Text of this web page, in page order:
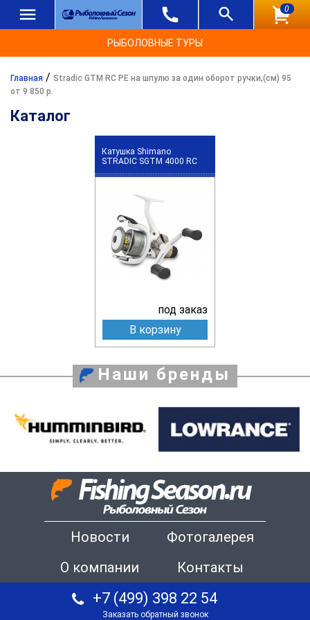
0
РЫБОЛОВНЫЕ ТУРЫ
Главная / Stradic GTM RC PE на шпулю за один оборот ручки,(см) 95
от 9 850 р.
Каталог
Катушка Shimano
STRADIC SGTM 4000 RC
под заказ
В корзину
Наши бренды
Новости
Фотогалерея
О компании
Контакты
+7 (499) 398 22 54
Заказать обратный звонок